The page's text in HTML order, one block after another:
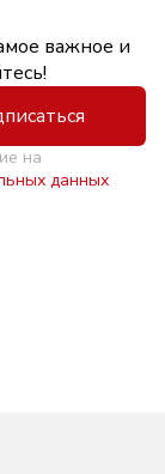
важное и
на
данных